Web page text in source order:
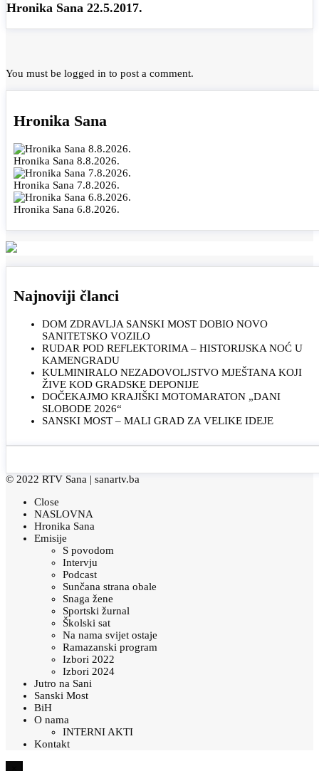
Hronika Sana 22.5.2017.
You must be logged in to post a comment.
Hronika Sana
Hronika Sana 8.8.2026.
Hronika Sana 7.8.2026.
Hronika Sana 6.8.2026.
Najnoviji članci
DOM ZDRAVLJA SANSKI MOST DOBIO NOVO
SANITETSKO VOZILO
RUDAR POD REFLEKTORIMA – HISTORIJSKA NOĆ U
KAMENGRADU
KULMINIRALO NEZADOVOLJSTVO MJEŠTANA KOJI
ŽIVE KOD GRADSKE DEPONIJE
DOČEKAJMO KRAJIŠKI MOTOMARATON „DANI
SLOBODE 2026“
SANSKI MOST – MALI GRAD ZA VELIKE IDEJE
© 2022 RTV Sana | sanartv.ba
Close
NASLOVNA
Hronika Sana
Emisije
S povodom
Intervju
Podcast
Sunčana strana obale
Snaga žene
Sportski žurnal
Školski sat
Na nama svijet ostaje
Ramazanski program
Izbori 2022
Izbori 2024
Jutro na Sani
Sanski Most
BiH
O nama
INTERNI AKTI
Kontakt